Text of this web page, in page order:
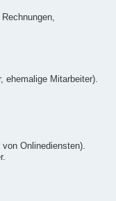
ehemalige Mitarbeiter).
Onlinediensten).